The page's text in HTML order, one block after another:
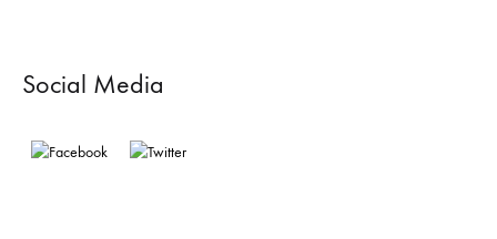
Social Media